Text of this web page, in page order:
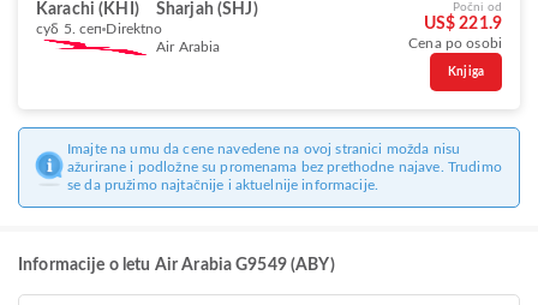
Karachi (KHI) Sharjah (SHJ)
суб 5. сеп Direktno
Air Arabia
Počni od
US$ 221.9
Cena po osobi
Knjiga
Imajte na umu da cene navedene na ovoj stranici možda nisu
ažurirane i podložne su promenama bez prethodne najave. Trudimo
se da pružimo najtačnije i aktuelnije informacije.
Informacije o letu Air Arabia G9549 (ABY)